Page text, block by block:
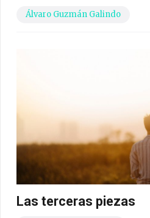
Álvaro Guzmán Galindo
Las terceras piezas